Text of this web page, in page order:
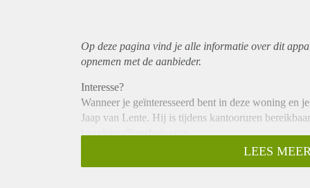
Op deze pagina vind je alle informatie over dit
opnemen met de aanbieder.
Interesse?
Wanneer je geïnteresseerd bent in deze woning en
Jaap van Lente. Hij is tijdens kantooruren
j.vanlente@onshuis.com.
Voor de voorwaarden zie onder zie onderaan de
Omschrijving
LEES